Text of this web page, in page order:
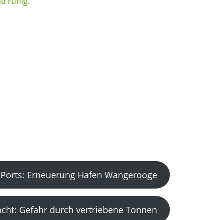
Erneuerung Hafen Wangerooge
Gefahr durch vertriebene Tonnen